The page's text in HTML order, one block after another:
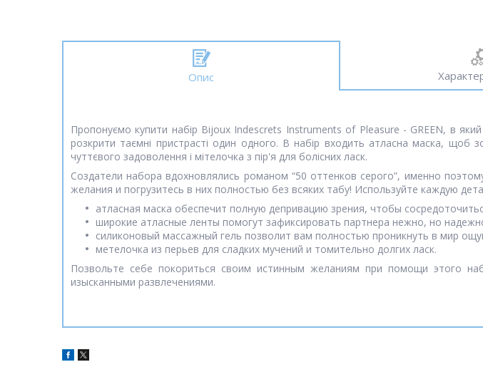
Опис
Пропонуємо купити набір Bijoux Indescrets Instruments of Pleasure - GREEN, в
розкрити таємні пристрасті один одного. В набір входить атласна маска, щоб
чуттєвого задоволення і мітелочка з пір'я для болісних ласк.
Создатели набора вдохновлялись романом “50 оттенков серого”, именно
желания и погрузитесь в них полностью без всяких табу! Используйте каждую
атласная маска обеспечит полную депривацию зрения, чтобы
широкие атласные ленты помогут зафиксировать партнера нежно, но
силиконовый массажный гель позволит вам полностью проникнуть в мир
метелочка из перьев для сладких мучений и томительно долгих ласк.
Позвольте себе покориться своим истинным желаниям при помощи этого
изысканными развлечениями.